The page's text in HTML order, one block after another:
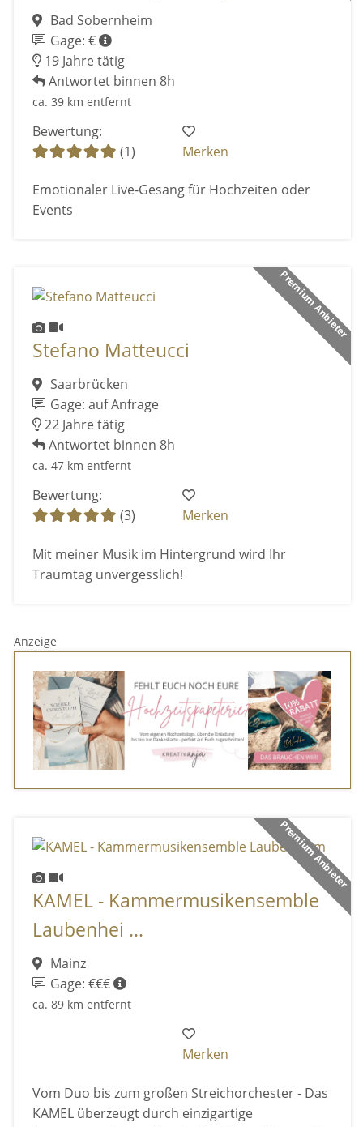
Bad Sobernheim
Gage: €
19 Jahre tätig
Antwortet binnen 8h
ca. 39 km entfernt
Bewertung:
(1)
Merken
Emotionaler Live-Gesang für Hochzeiten oder
Events
Premium Anbieter
Stefano Matteucci
Saarbrücken
Gage: auf Anfrage
22 Jahre tätig
Antwortet binnen 8h
ca. 47 km entfernt
Bewertung:
(3)
Merken
Mit meiner Musik im Hintergrund wird Ihr
Traumtag unvergesslich!
Anzeige
Premium Anbieter
KAMEL - Kammermusikensemble
Laubenhei ...
Mainz
Gage: €€€
ca. 89 km entfernt
Merken
Vom Duo bis zum großen Streichorchester - Das
KAMEL überzeugt durch einzigartige